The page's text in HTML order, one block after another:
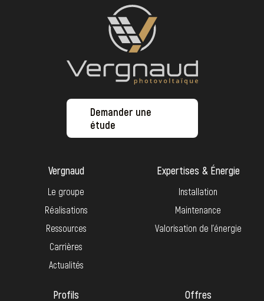
Demander une
étude
Vergnaud
Le groupe
Réalisations
Ressources
Carrières
Actualités
Expertises & Énergie
Installation
Maintenance
Valorisation de l’énergie
Profils Offres